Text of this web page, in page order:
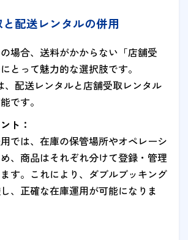
配送レンタルの併用
場合、送料がかからない「店舗受
とって魅力的な選択肢です。
、配送レンタルと店舗受取レンタル
です。
ト：
では、在庫の保管場所やオペレーシ
、商品はそれぞれ分けて登録・管理
す。これにより、ダブルブッキング
、正確な在庫運用が可能になりま